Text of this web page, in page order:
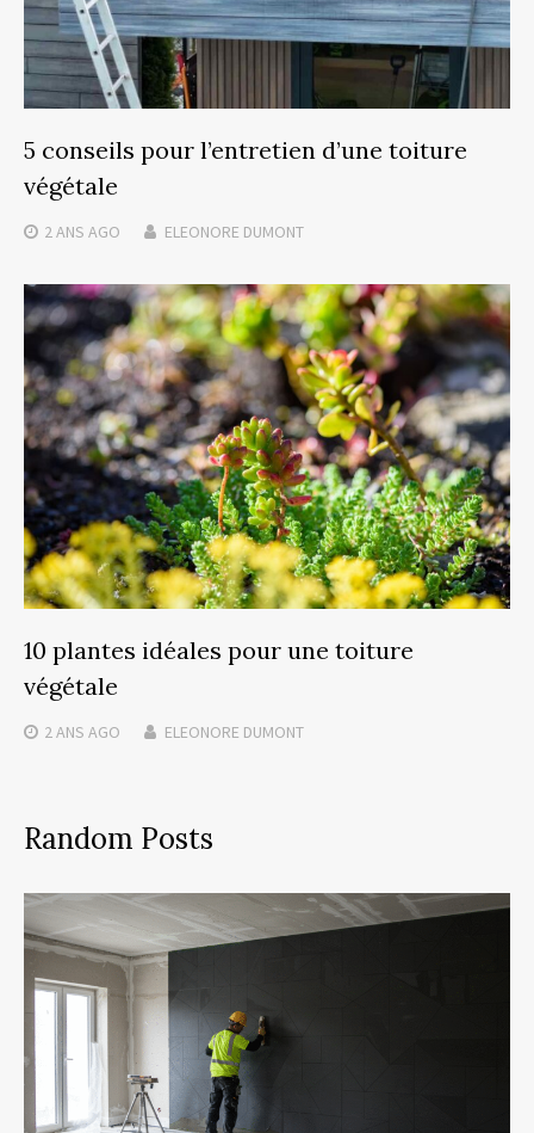
5 conseils pour l’entretien d’une toiture
végétale
2 ANS AGO ELEONORE DUMONT
10 plantes idéales pour une toiture
végétale
2 ANS AGO ELEONORE DUMONT
Random Posts